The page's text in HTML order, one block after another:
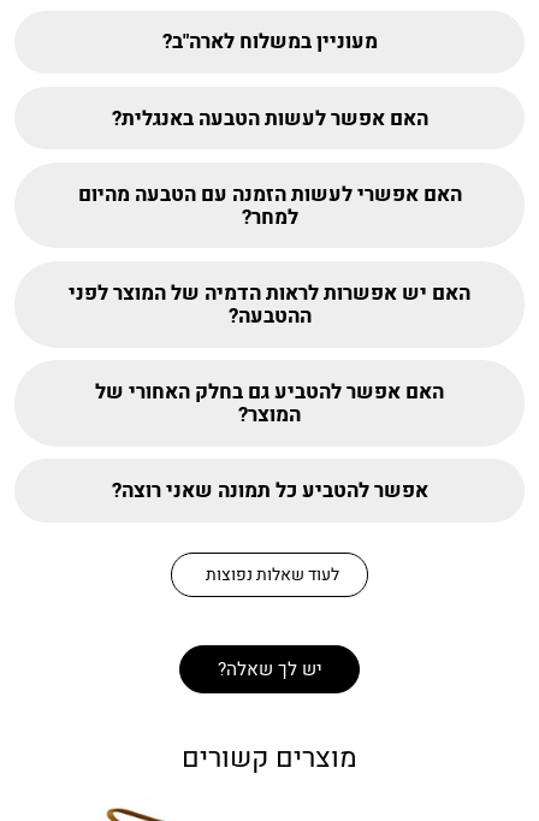
מעוניין במשלוח לארה"ב?
האם אפשר לעשות הטבעה באנגלית?
האם אפשרי לעשות הזמנה עם הטבעה מהיום
למחר?
האם יש אפשרות לראות הדמיה של המוצר לפני
ההטבעה?
האם אפשר להטביע גם בחלק האחורי של
המוצר?
אפשר להטביע כל תמונה שאני רוצה?
לעוד שאלות נפוצות
יש לך שאלה?
מוצרים קשורים